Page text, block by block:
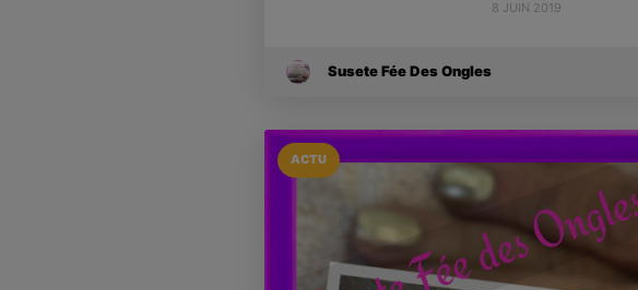
8 JUIN 2019
Susete Fée Des Ongles
ACTU